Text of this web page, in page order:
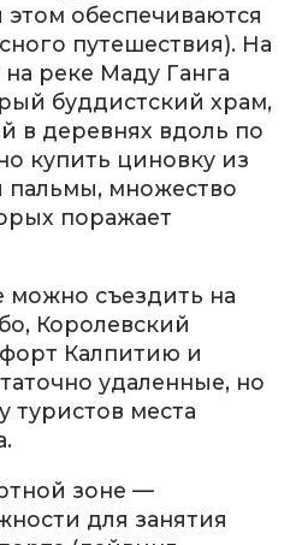
обеспечиваются
путешествия). На
реке Маду Ганга
буддистский храм,
в деревнях вдоль по
купить циновку из
пальмы, множество
поражает
можно съездить на
Королевский
Калпитию и
удаленные, но
туристов места
зоне —
для занятия